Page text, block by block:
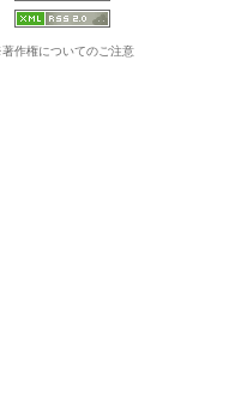
作権についてのご注意